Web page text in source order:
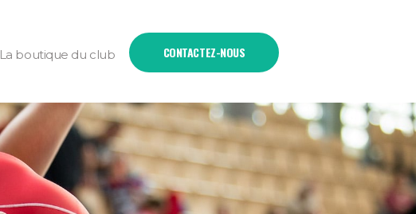
La boutique du club CONTACTEZ-NOUS